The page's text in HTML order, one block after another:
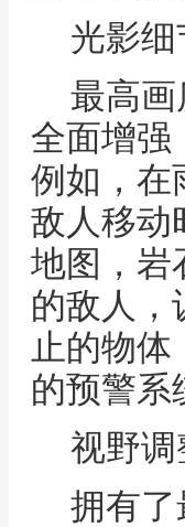
光影
最高
全面增强
例如，在
敌人移动
地图，岩
的敌人，
止的物
的预警系
视野
拥有